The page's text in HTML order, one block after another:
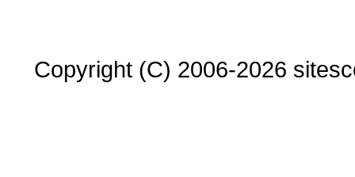
Copyright (C) 2006-2026